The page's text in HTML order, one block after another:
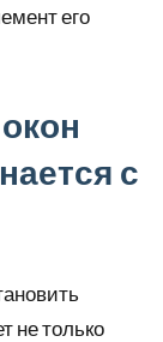
его
с
не только